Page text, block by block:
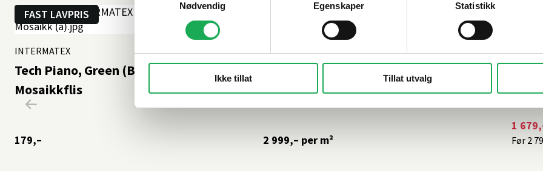
Nødvendig
Egenskaper Statistikk
Ikke tillat Tillat utvalg
Tech Piano, Green (Blank) 2x15
Mosaikkflis
FAST LAVPRIS
INTERMATEX +6 farger
179,–
Shale, Sand 5x5 Mosaikkflis
BESTSELGER
ITALGRANITI +5 farger
2 999,– per m²
AZ
1
Før 2